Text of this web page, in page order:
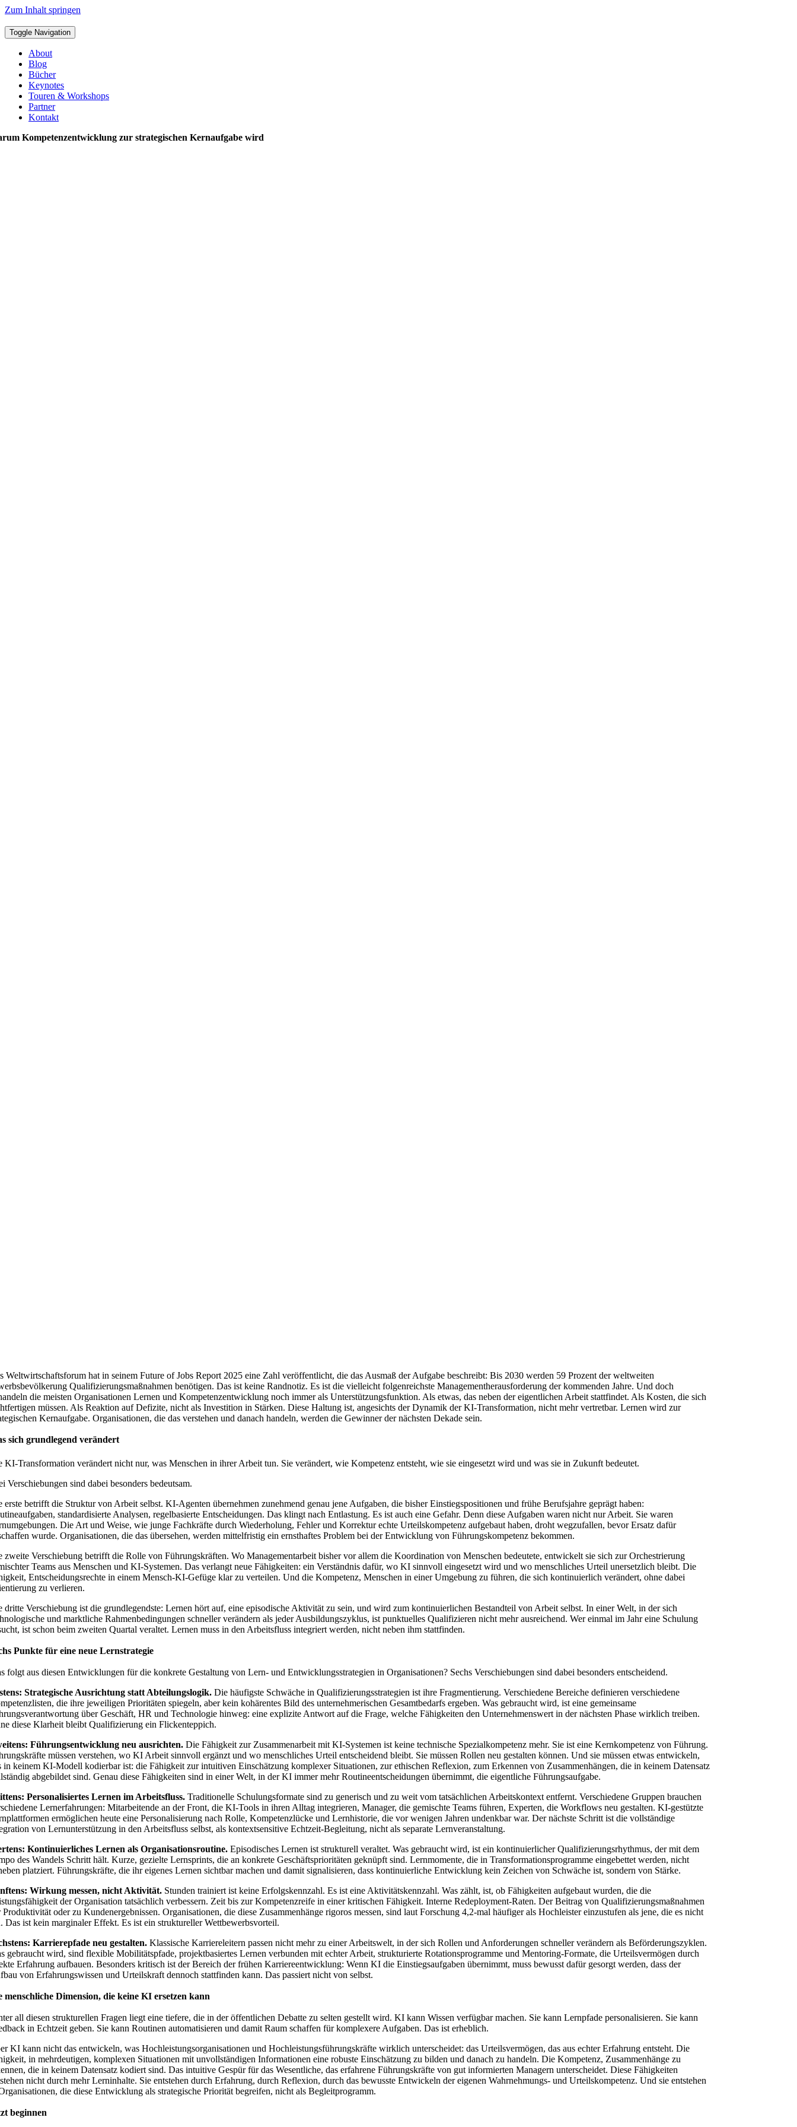
Zum Inhalt springen
Toggle Navigation
About
Blog
Bücher
Keynotes
Touren & Workshops
Partner
Kontakt
Kompetenzentwicklung zur strategischen Kernaufgabe wird
Weltwirtschaftsforum hat in seinem Future of Jobs Report 2025 eine Zahl veröffentlicht, die das Ausmaß der Aufgabe beschreibt: Bis 2030 werden 59 Prozent der weltweiten
Qualifizierungsmaßnahmen benötigen. Das ist keine Randnotiz. Es ist die vielleicht folgenreichste Managementherausforderung der kommenden Jahre. Und doch
die meisten Organisationen Lernen und Kompetenzentwicklung noch immer als Unterstützungsfunktion. Als etwas, das neben der eigentlichen Arbeit stattfindet. Als Kosten, die sich
müssen. Als Reaktion auf Defizite, nicht als Investition in Stärken. Diese Haltung ist, angesichts der Dynamik der KI-Transformation, nicht mehr vertretbar. Lernen wird zur
Kernaufgabe. Organisationen, die das verstehen und danach handeln, werden die Gewinner der nächsten Dekade sein.
sich grundlegend verändert
KI-Transformation verändert nicht nur, was Menschen in ihrer Arbeit tun. Sie verändert, wie Kompetenz entsteht, wie sie eingesetzt wird und was sie in Zukunft bedeutet.
Verschiebungen sind dabei besonders bedeutsam.
erste betrifft die Struktur von Arbeit selbst. KI-Agenten übernehmen zunehmend genau jene Aufgaben, die bisher Einstiegspositionen und frühe Berufsjahre geprägt haben:
standardisierte Analysen, regelbasierte Entscheidungen. Das klingt nach Entlastung. Es ist auch eine Gefahr. Denn diese Aufgaben waren nicht nur Arbeit. Sie waren
Die Art und Weise, wie junge Fachkräfte durch Wiederholung, Fehler und Korrektur echte Urteilskompetenz aufgebaut haben, droht wegzufallen, bevor Ersatz dafür
wurde. Organisationen, die das übersehen, werden mittelfristig ein ernsthaftes Problem bei der Entwicklung von Führungskompetenz bekommen.
zweite Verschiebung betrifft die Rolle von Führungskräften. Wo Managementarbeit bisher vor allem die Koordination von Menschen bedeutete, entwickelt sie sich zur Orchestrierung
Teams aus Menschen und KI-Systemen. Das verlangt neue Fähigkeiten: ein Verständnis dafür, wo KI sinnvoll eingesetzt wird und wo menschliches Urteil unersetzlich bleibt. Die
Entscheidungsrechte in einem Mensch-KI-Gefüge klar zu verteilen. Und die Kompetenz, Menschen in einer Umgebung zu führen, die sich kontinuierlich verändert, ohne dabei
zu verlieren.
dritte Verschiebung ist die grundlegendste: Lernen hört auf, eine episodische Aktivität zu sein, und wird zum kontinuierlichen Bestandteil von Arbeit selbst. In einer Welt, in der sich
und marktliche Rahmenbedingungen schneller verändern als jeder Ausbildungszyklus, ist punktuelles Qualifizieren nicht mehr ausreichend. Wer einmal im Jahr eine Schulung
ist schon beim zweiten Quartal veraltet. Lernen muss in den Arbeitsfluss integriert werden, nicht neben ihm stattfinden.
Punkte für eine neue Lernstrategie
folgt aus diesen Entwicklungen für die konkrete Gestaltung von Lern- und Entwicklungsstrategien in Organisationen? Sechs Verschiebungen sind dabei besonders entscheidend.
Strategische Ausrichtung statt Abteilungslogik. Die häufigste Schwäche in Qualifizierungsstrategien ist ihre Fragmentierung. Verschiedene Bereiche definieren verschiedene
die ihre jeweiligen Prioritäten spiegeln, aber kein kohärentes Bild des unternehmerischen Gesamtbedarfs ergeben. Was gebraucht wird, ist eine gemeinsame
über Geschäft, HR und Technologie hinweg: eine explizite Antwort auf die Frage, welche Fähigkeiten den Unternehmenswert in der nächsten Phase wirklich treiben.
diese Klarheit bleibt Qualifizierung ein Flickenteppich.
Führungsentwicklung neu ausrichten. Die Fähigkeit zur Zusammenarbeit mit KI-Systemen ist keine technische Spezialkompetenz mehr. Sie ist eine Kernkompetenz von Führung.
müssen verstehen, wo KI Arbeit sinnvoll ergänzt und wo menschliches Urteil entscheidend bleibt. Sie müssen Rollen neu gestalten können. Und sie müssen etwas entwickeln,
in keinem KI-Modell kodierbar ist: die Fähigkeit zur intuitiven Einschätzung komplexer Situationen, zur ethischen Reflexion, zum Erkennen von Zusammenhängen, die in keinem Datensatz
abgebildet sind. Genau diese Fähigkeiten sind in einer Welt, in der KI immer mehr Routineentscheidungen übernimmt, die eigentliche Führungsaufgabe.
Personalisiertes Lernen im Arbeitsfluss. Traditionelle Schulungsformate sind zu generisch und zu weit vom tatsächlichen Arbeitskontext entfernt. Verschiedene Gruppen brauchen
Lernerfahrungen: Mitarbeitende an der Front, die KI-Tools in ihren Alltag integrieren, Manager, die gemischte Teams führen, Experten, die Workflows neu gestalten. KI-gestützte
ermöglichen heute eine Personalisierung nach Rolle, Kompetenzlücke und Lernhistorie, die vor wenigen Jahren undenkbar war. Der nächste Schritt ist die vollständige
von Lernunterstützung in den Arbeitsfluss selbst, als kontextsensitive Echtzeit-Begleitung, nicht als separate Lernveranstaltung.
Kontinuierliches Lernen als Organisationsroutine. Episodisches Lernen ist strukturell veraltet. Was gebraucht wird, ist ein kontinuierlicher Qualifizierungsrhythmus, der mit dem
des Wandels Schritt hält. Kurze, gezielte Lernsprints, die an konkrete Geschäftsprioritäten geknüpft sind. Lernmomente, die in Transformationsprogramme eingebettet werden, nicht
platziert. Führungskräfte, die ihr eigenes Lernen sichtbar machen und damit signalisieren, dass kontinuierliche Entwicklung kein Zeichen von Schwäche ist, sondern von Stärke.
Wirkung messen, nicht Aktivität. Stunden trainiert ist keine Erfolgskennzahl. Es ist eine Aktivitätskennzahl. Was zählt, ist, ob Fähigkeiten aufgebaut wurden, die die
der Organisation tatsächlich verbessern. Zeit bis zur Kompetenzreife in einer kritischen Fähigkeit. Interne Redeployment-Raten. Der Beitrag von Qualifizierungsmaßnahmen
Produktivität oder zu Kundenergebnissen. Organisationen, die diese Zusammenhänge rigoros messen, sind laut Forschung 4,2-mal häufiger als Hochleister einzustufen als jene, die es nicht
Das ist kein marginaler Effekt. Es ist ein struktureller Wettbewerbsvorteil.
Karrierepfade neu gestalten. Klassische Karriereleitern passen nicht mehr zu einer Arbeitswelt, in der sich Rollen und Anforderungen schneller verändern als Beförderungszyklen.
gebraucht wird, sind flexible Mobilitätspfade, projektbasiertes Lernen verbunden mit echter Arbeit, strukturierte Rotationsprogramme und Mentoring-Formate, die Urteilsvermögen durch
Erfahrung aufbauen. Besonders kritisch ist der Bereich der frühen Karriereentwicklung: Wenn KI die Einstiegsaufgaben übernimmt, muss bewusst dafür gesorgt werden, dass der
von Erfahrungswissen und Urteilskraft dennoch stattfinden kann. Das passiert nicht von selbst.
menschliche Dimension, die keine KI ersetzen kann
all diesen strukturellen Fragen liegt eine tiefere, die in der öffentlichen Debatte zu selten gestellt wird. KI kann Wissen verfügbar machen. Sie kann Lernpfade personalisieren. Sie kann
in Echtzeit geben. Sie kann Routinen automatisieren und damit Raum schaffen für komplexere Aufgaben. Das ist erheblich.
KI kann nicht das entwickeln, was Hochleistungsorganisationen und Hochleistungsführungskräfte wirklich unterscheidet: das Urteilsvermögen, das aus echter Erfahrung entsteht. Die
in mehrdeutigen, komplexen Situationen mit unvollständigen Informationen eine robuste Einschätzung zu bilden und danach zu handeln. Die Kompetenz, Zusammenhänge zu
die in keinem Datensatz kodiert sind. Das intuitive Gespür für das Wesentliche, das erfahrene Führungskräfte von gut informierten Managern unterscheidet. Diese Fähigkeiten
nicht durch mehr Lerninhalte. Sie entstehen durch Erfahrung, durch Reflexion, durch das bewusste Entwickeln der eigenen Wahrnehmungs- und Urteilskompetenz. Und sie entstehen
die diese Entwicklung als strategische Priorität begreifen, nicht als Begleitprogramm.
beginnen